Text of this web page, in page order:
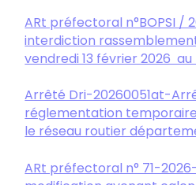
ARt préfectoral n°BOPSI /
interdiction
vendredi 13 février 2026 au
Arrêté Dri-20260051at-
réglementation
le réseau routier
ARt préfectoral n° 71-